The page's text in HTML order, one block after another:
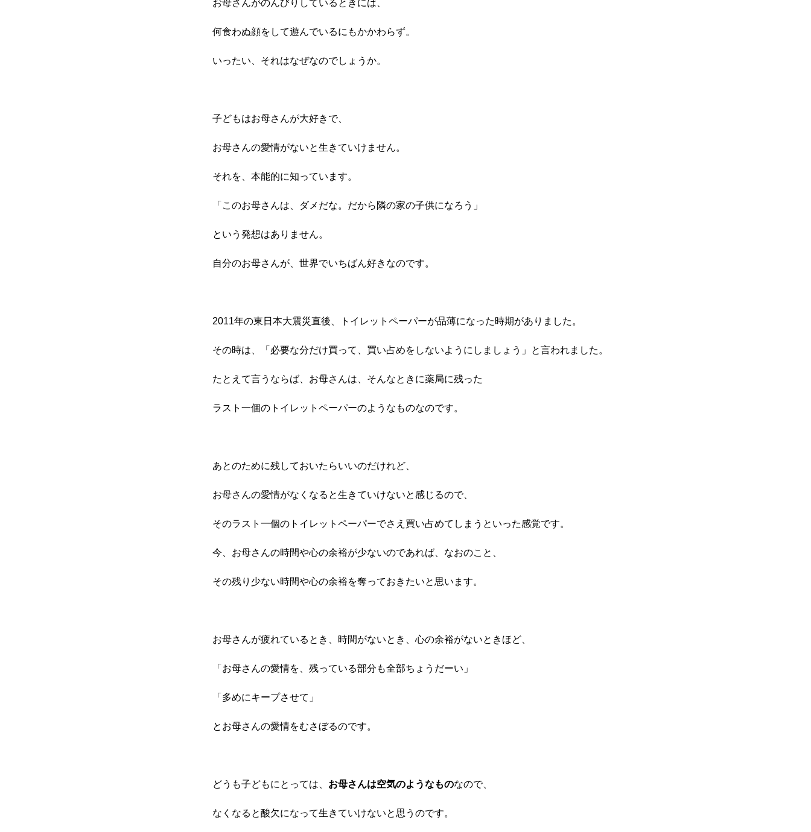
お母さんがのんびりしているときには、
何食わぬ顔をして遊んでいるにもかかわらず。
いったい、それはなぜなのでしょうか。
子どもはお母さんが大好きで、
お母さんの愛情がないと生きていけません。
それを、本能的に知っています。
「このお母さんは、ダメだな。だから隣の家の子供になろう」
という発想はありません。
自分のお母さんが、世界でいちばん好きなのです。
2011年の東日本大震災直後、トイレットペーパーが品薄になった時期がありました。
その時は、「必要な分だけ買って、買い占めをしないようにしましょう」と言われました。
たとえて言うならば、お母さんは、そんなときに薬局に残った
ラスト一個のトイレットペーパーのようなものなのです。
あとのために残しておいたらいいのだけれど、
お母さんの愛情がなくなると生きていけないと感じるので、
そのラスト一個のトイレットペーパーでさえ買い占めてしまうといった感覚です。
今、お母さんの時間や心の余裕が少ないのであれば、なおのこと、
その残り少ない時間や心の余裕を奪っておきたいと思います。
お母さんが疲れているとき、時間がないとき、心の余裕がないときほど、
「お母さんの愛情を、残っている部分も全部ちょうだーい」
「多めにキープさせて」
とお母さんの愛情をむさぼるのです。
どうも子どもにとっては、 お母さんは空気のようなものなので、
なくなると酸欠になって生きていけないと思うのです。